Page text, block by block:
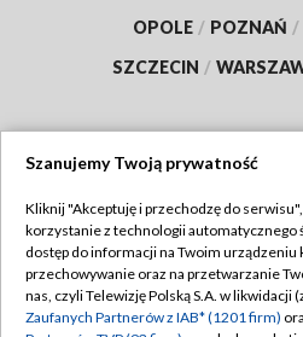
OPOLE / POZNAŃ /
SZCZECIN /
TVP
Abonament TVP
Emisja w TVP
Polityka
Szanujemy Twoją prywatność
Kliknij "Akceptuję i przechodzę do
korzystanie z technologii automatycznego
dostęp do informacji na Twoim urządzeniu
przechowywanie oraz na przetwarzanie
nas, czyli Telewizję Polską S.A. w likwidacji
Zaufanych Partnerów z IAB* (1201 firm)